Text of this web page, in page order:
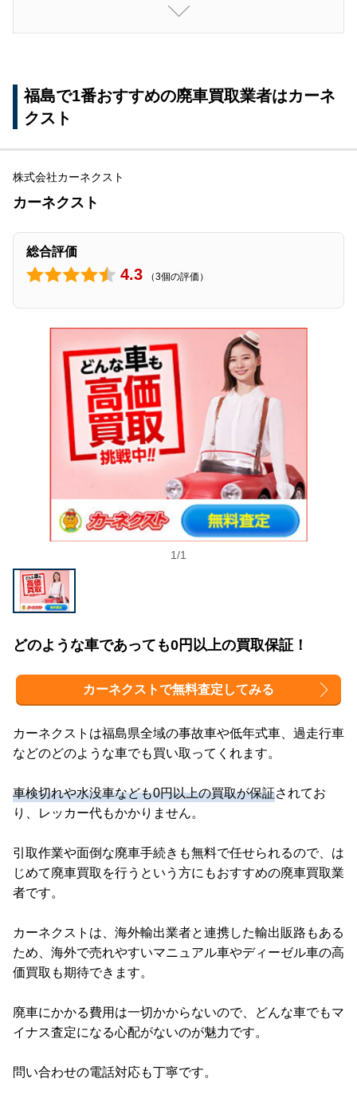
株式会社サンズリサイクルサービス
有限会社カンジ自動車商会
有限会社田代商店
買取業者2選（相馬市・南相馬市・いわき市な
ど）
福島県での廃車買取業者の選び方
各種手数料は無料か
土日にも引き取ってくれるか
税金や保険料の還付があるか
査定額や買取額は適切か
自社のリサイクル工場を持っているか
複数社で査定を受けるのがおすすめ
福島県でおすすめの廃車買取業者のまとめ
福島で1番おすすめの廃車買取業者はカーネ
クスト
株式会社カーネクスト
カーネクスト
総合評価
4.3 （3個の評価）
1/1
どのような車であっても0円以上の買取保証！
カーネクストで無料査定してみる
カーネクストは福島県全域の事故車や低年式車、過走行車
などのどのような車でも買い取ってくれます。
車検切れや水没車なども0円以上の買取が保証されてお
り、レッカー代もかかりません。
引取作業や面倒な廃車手続きも無料で任せられるので、は
じめて廃車買取を行うという方にもおすすめの廃車買取業
者です。
カーネクストは、海外輸出業者と連携した輸出販路もある
ため、海外で売れやすいマニュアル車やディーゼル車の高
価買取も期待できます。
廃車にかかる費用は一切かからないので、どんな車でもマ
イナス査定になる心配がないのが魅力です。
問い合わせの電話対応も丁寧です。